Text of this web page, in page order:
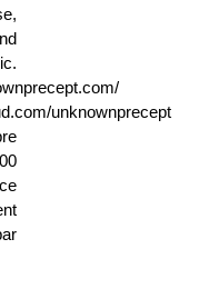
unknownprecept